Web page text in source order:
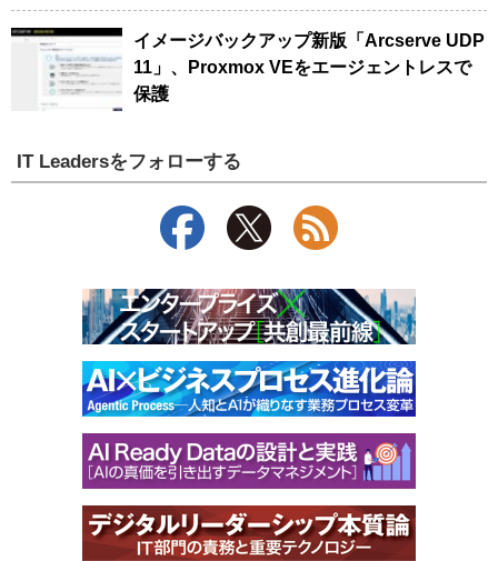
イメージバックアップ新版「Arcserve UDP
11」、Proxmox VEをエージェントレスで
保護
IT Leadersをフォローする